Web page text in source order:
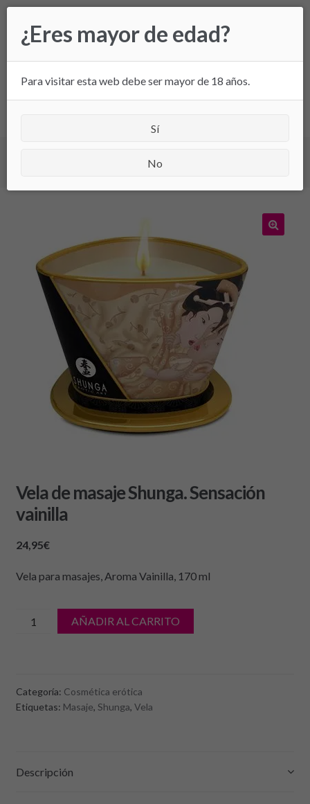
la
navegación
al
contenido
Vela de masaje Shunga. Sensación
vainilla
24,95€
Vela para masajes, Aroma Vainilla, 170 ml
cantidad
masaje
Shunga.
AÑADIR AL CARRITO
Categoría: Cosmética erótica
Etiquetas: Masaje, Shunga, Vela
Descripción
¿Eres mayor de edad?
Para visitar esta web debe ser mayor de 18 años.
Sí
No